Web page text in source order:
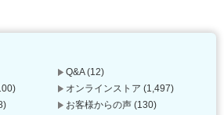
Q&A(12)
オンラインストア (1,497)
お客様からの声 (130)